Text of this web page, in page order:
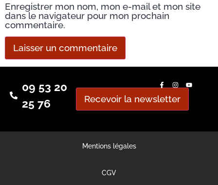
Enregistrer mon nom, mon e-mail et mon site
dans le navigateur pour mon prochain
commentaire.
09 53 20
25 76
Recevoir la newsletter
Mentions légales
CGV